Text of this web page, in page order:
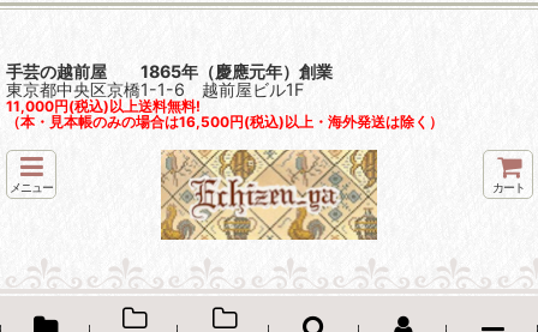
手芸の越前屋 1865年（慶應元年）創業
東京都中央区京橋1-1-6 越前屋ビル1F
11,000円(税込)以上送料無料!
（本・見本帳のみの場合は16,500円(税込)以上・海外発送は除く）
メニュー カート